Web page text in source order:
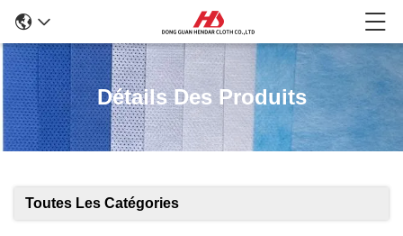
Détails Des Produits
Toutes Les Catégories